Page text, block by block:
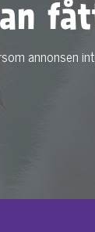
annonsen